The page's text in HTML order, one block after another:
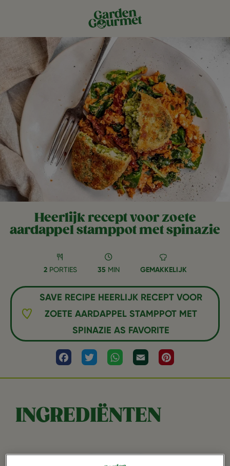
Heerlijk recept voor zoete
aardappel stamppot met spinazie
2 PORTIES 35 MIN GEMAKKELIJK
SAVE RECIPE HEERLIJK RECEPT VOOR
ZOETE AARDAPPEL STAMPPOT MET
SPINAZIE AS FAVORITE
FacebookTwitter WhatsAppEmail
INGREDIËNTEN